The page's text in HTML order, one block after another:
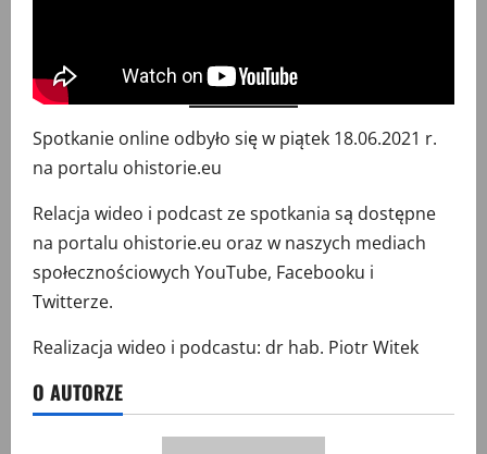
Spotkanie online odbyło się w piątek 18.06.2021 r.
na portalu ohistorie.eu
Relacja wideo i podcast ze spotkania są dostępne
na portalu ohistorie.eu oraz w naszych mediach
społecznościowych YouTube, Facebooku i
Twitterze.
Realizacja wideo i podcastu: dr hab. Piotr Witek
O AUTORZE